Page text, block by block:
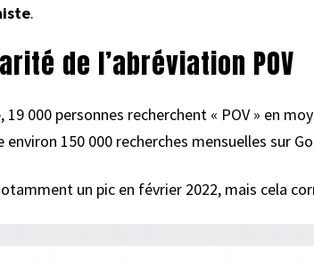
.
de l’abréviation POV
19 000 personnes recherchent « POV » en
environ 150 000 recherches mensuelles sur
un pic en février 2022, mais cela